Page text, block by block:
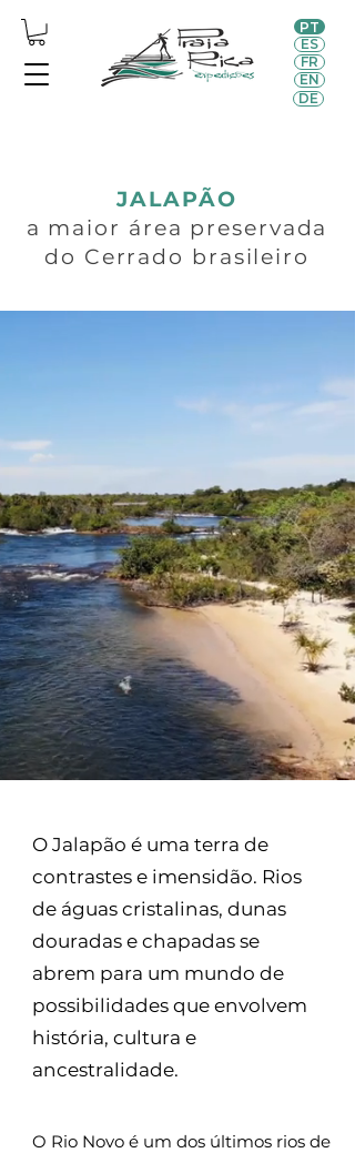
PT
EN
ES
FR
DE
JALAPÃO
a maior área preservada
do Cerrado brasileiro
O Jalapão é uma terra de
contrastes e imensidão. Rios
de águas cristalinas, dunas
douradas e chapadas se
abrem para um mundo de
possibilidades que envolvem
história, cultura e
ancestralidade.​
​O Rio Novo é um dos últimos rios de